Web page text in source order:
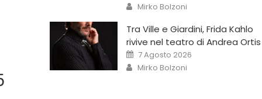
Mirko Bolzoni
Tra Ville e Giardini, Frida Kahlo
rivive nel teatro di Andrea Ortis
7 Agosto 2026
Mirko Bolzoni